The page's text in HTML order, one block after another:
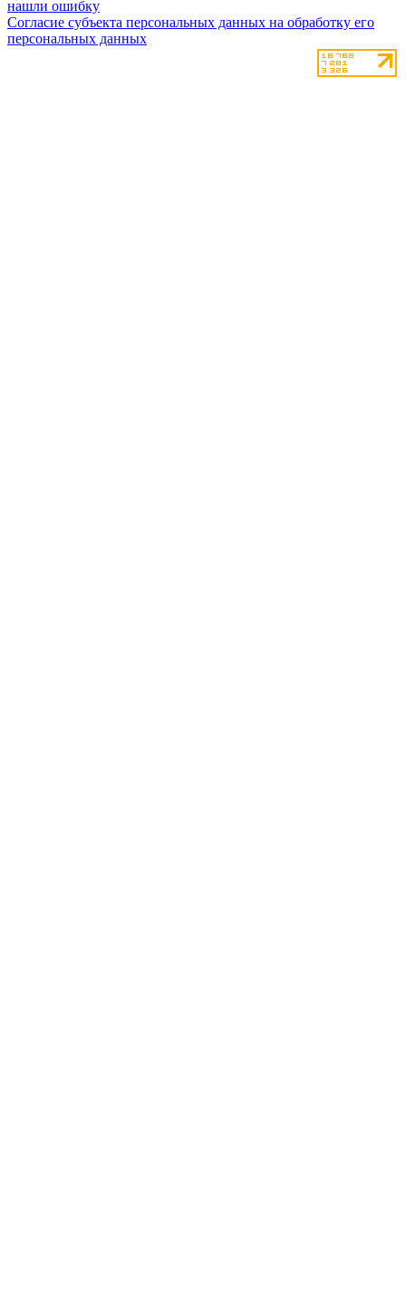
нашли ошибку
Согласие субъекта персональных данных на обработку его
персональных данных